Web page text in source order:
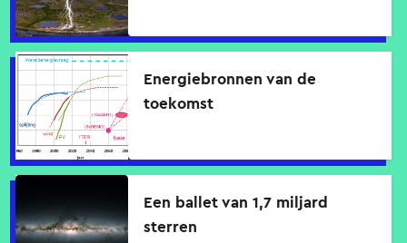
Energiebronnen van de
toekomst
Een ballet van 1,7 miljard
sterren